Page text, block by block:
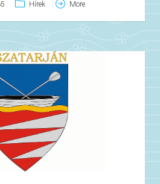
nem szabad.
szúnyoglárvák. A szúnyogirtó
ajánlott, hogy az
meg, rendszeresen
az épületek körüli kisebb, pangó
Hírek More